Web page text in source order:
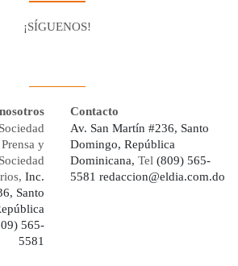
¡SÍGUENOS!
y
Inc.
Santo
565-
5581
Contacto
Av. San Martín #236, Santo
Domingo, República
Dominicana, Tel (809) 565-
5581 redaccion@eldia.com.do